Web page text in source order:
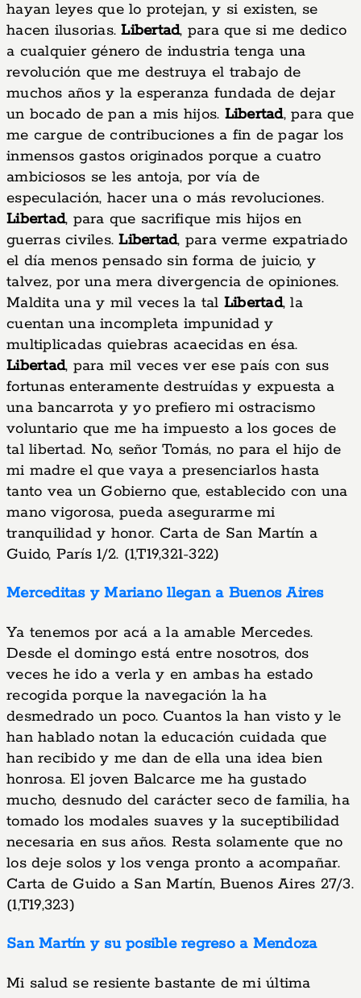
hayan leyes que lo protejan, y si existen, se
hacen ilusorias.Libertad, para que si me dedico
a cualquier género de industria tenga una
revolución que me destruya el trabajo de
muchos años y la esperanza fundada de dejar
un bocado de pan a mis hijos. Libertad, para que
me cargue de contribuciones a fin de pagar los
inmensos gastos originados porque a cuatro
ambiciosos se les antoja, por vía de
especulación, hacer una o más revoluciones.
Libertad, para que sacrifique mis hijos en
guerras civiles.Libertad, para verme expatriado
el día menos pensado sin forma de juicio, y
talvez, por una mera divergencia de opiniones.
Maldita una y mil veces la tal Libertad, la
cuentan una incompleta impunidad y
multiplicadas quiebras acaecidas en ésa.
Libertad, para mil veces ver ese país con sus
fortunas enteramente destruídas y expuesta a
una bancarrota y yo prefiero mi ostracismo
voluntario que me ha impuesto a los goces de
tal libertad. No, señor Tomás, no para el hijo de
mi madre el que vaya a presenciarlos hasta
tanto vea un Gobierno que, establecido con una
mano vigorosa, pueda asegurarme mi
tranquilidad y honor. Carta de San Martín a
Guido, París 1/2. (1,T19,321-322)
Merceditas y Mariano llegan a Buenos Aires
Ya tenemos por acá a la amable Mercedes.
Desde el domingo está entre nosotros, dos
veces he ido a verla y en ambas ha estado
recogida porque la navegación la ha
desmedrado un poco. Cuantos la han visto y le
han hablado notan la educación cuidada que
han recibido y me dan de ella una idea bien
honrosa. El joven Balcarce me ha gustado
mucho, desnudo del carácter seco de familia, ha
tomado los modales suaves y la suceptibilidad
necesaria en sus años. Resta solamente que no
los deje solos y los venga pronto a acompañar.
Carta de Guido a San Martín, Buenos Aires 27/3.
(1,T19,323)
San Martín y su posible regreso a Mendoza
Mi salud se resiente bastante de mi última